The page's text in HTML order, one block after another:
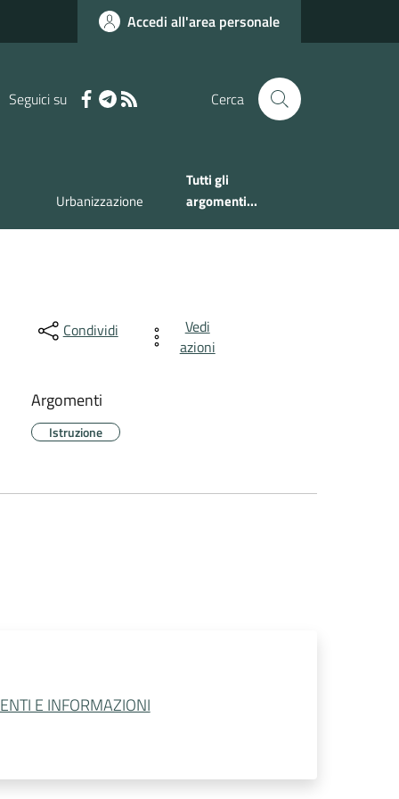
Accedi all'area personale
Seguici su Cerca
Urbanizzazione
Tutti gli
argomenti...
Condividi
Vedi
azioni
Argomenti
Istruzione
E INFORMAZIONI